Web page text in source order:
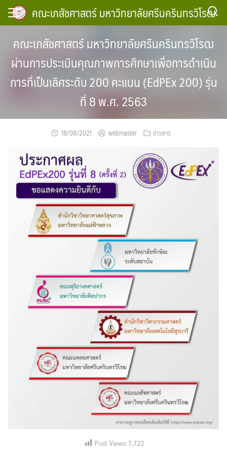
Skip
คณะเภสัชศาสตร์ มหาวิทยาลัยศรีนครินทรวิโรฒ
Search
คณะเภสัชศาสตร์ มหาวิทยาลัยศรีนครินทรวิโรฒ
ผ่านการประเมินคุณภาพการศึกษาเพื่อการดำเนิน
การที่เป็นเลิศระดับ 200 คะแนน (EdPEx 200) รุ่น
ที่ 8 พ.ศ. 2563
18/08/2021 webmaster ข่าวสาร
Post Views:7,722